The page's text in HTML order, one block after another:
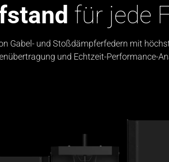
für jede
Gabel- und Stoßdämpferfedern mit
und Echtzeit-Performance-